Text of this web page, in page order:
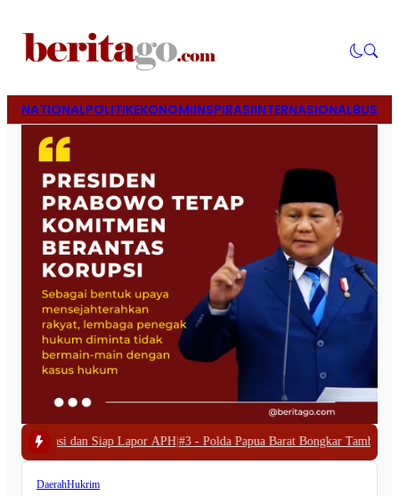
NATIONALPOLITIKEKONOMIINSPIRASIINTERNASIONAL
APH #3 -Polda Papua Barat Bongkar Tambang Emas Ilegal di
DaerahHukrim